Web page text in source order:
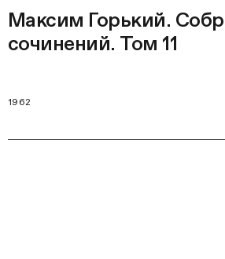
Максим Горький.
сочинений. Том 11
1962